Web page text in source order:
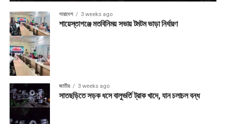
সারাদেশ 3 weeks ago
শায়েস্তাগঞ্জে মতবিনিময় সভায় টমটম ভাড়া নির্ধারণ
জাতীয় 3 weeks ago
সাতছড়িতে সড়ক ধসে বালুভর্তি ট্রাক খাদে, যান চলাচল বন্ধ